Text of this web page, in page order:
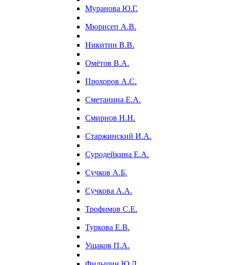
Муранова Ю.Г.
Мюрисеп А.В.
Никитин В.В.
Омётов В.А.
Прохоров А.С.
Сметанина Е.А.
Смирнов Н.Н.
Старжинский И.А.
Суродейкина Е.А.
Сучков А.Б.
Сучкова А.А.
Трофимов С.Е.
Туркова Е.В.
Ушаков П.А.